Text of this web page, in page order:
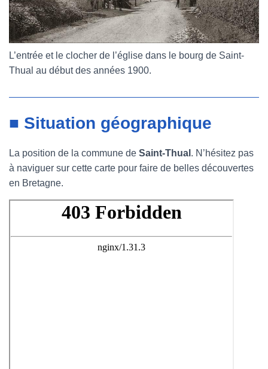
L’entrée et le clocher de l’église dans le bourg de Saint-
Thual au début des années 1900.
■ Situation géographique
La position de la commune de Saint-Thual . N’hésitez pas
à naviguer sur cette carte pour faire de belles découvertes
en Bretagne.